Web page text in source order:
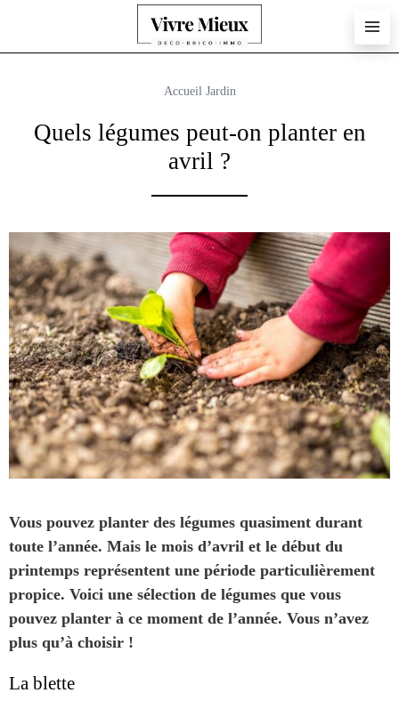
Accueil Jardin
Quels légumes peut-on planter en
avril ?
Vous pouvez planter des légumes quasiment durant
toute l’année. Mais le mois d’avril et le début du
printemps représentent une période particulièrement
propice. Voici une sélection de légumes que vous
pouvez planter à ce moment de l’année. Vous n’avez
plus qu’à choisir !
La blette